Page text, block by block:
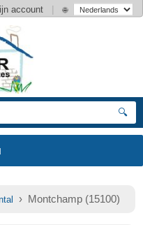
account | 🌐
🔍
› Montchamp (15100)